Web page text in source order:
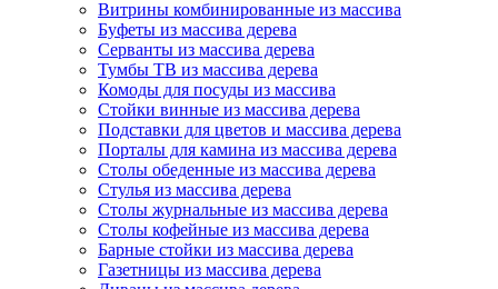
Витрины комбинированные из массива
Буфеты из массива дерева
Серванты из массива дерева
Тумбы ТВ из массива дерева
Комоды для посуды из массива
Стойки винные из массива дерева
Подставки для цветов и массива дерева
Порталы для камина из массива дерева
Столы обеденные из массива дерева
Стулья из массива дерева
Столы журнальные из массива дерева
Столы кофейные из массива дерева
Барные стойки из массива дерева
Газетницы из массива дерева